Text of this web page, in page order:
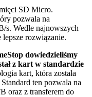
SD Micro.
pozwala na
s. Wedle najnowszych
rozwiązanie.
dowiedzieliśmy
z kart w standardzie
kart, która została
ten pozwala na
oraz z transferem do